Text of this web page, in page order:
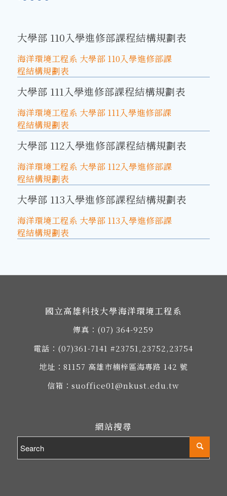
大學部 110入學進修部課程結構規劃表
海洋環境工程系 大學部 110入學進修部課
程結構規劃表
大學部 111入學進修部課程結構規劃表
海洋環境工程系 大學部 111入學進修部課
程結構規劃表
大學部 112入學進修部課程結構規劃表
海洋環境工程系 大學部 112入學進修部課
程結構規劃表
大學部 113入學進修部課程結構規劃表
海洋環境工程系 大學部 113入學進修部課
程結構規劃表
國立高雄科技大學海洋環境工程系
傳真：(07) 364-9259
電話： (07)361-7141 #23751,23752,23754
地址： 81157 高雄市楠梓區海專路 142 號
信箱：suoffice01@nkust.edu.tw
網站搜尋